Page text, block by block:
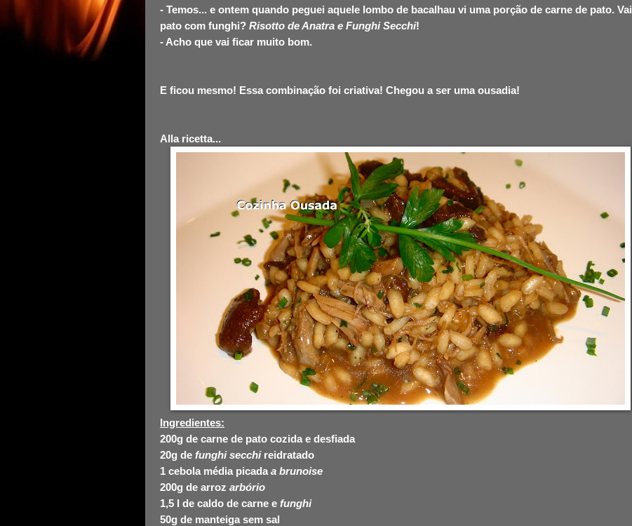
- Temos... e ontem quando peguei aquele lombo de bacalhau vi uma porção de carne de pato. Vai
pato com funghi? Risotto de Anatra e Funghi Secchi!
- Acho que vai ficar muito bom.
E ficou mesmo! Essa combinação foi criativa! Chegou a ser uma ousadia!
Alla ricetta...
Ingredientes:
200g de carne de pato cozida e desfiada
20g de funghi secchireidratado
1 cebola média picada a brunoise
200g de arroz arbório
1,5 l de caldo de carne e funghi
50g de manteiga sem sal